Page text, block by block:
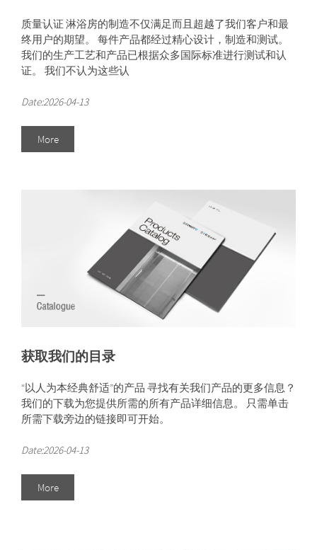
质量认证 淋浴房的制造不仅满足而且超越了我们客户和最
终用户的期望。 每件产品都经过精心设计，制造和测试。
我们的生产工艺和产品已根据众多国际标准进行测试和认
证。 我们不认为这些认
Date:2026-04-13
More
获取我们的目录
“以人为本经典舒适”的产品 寻找有关我们产品的更多信息？
我们的下载为您提供所需的所有产品详细信息。 只需单击
所需下载旁边的链接即可开始。
Date:2026-04-13
More